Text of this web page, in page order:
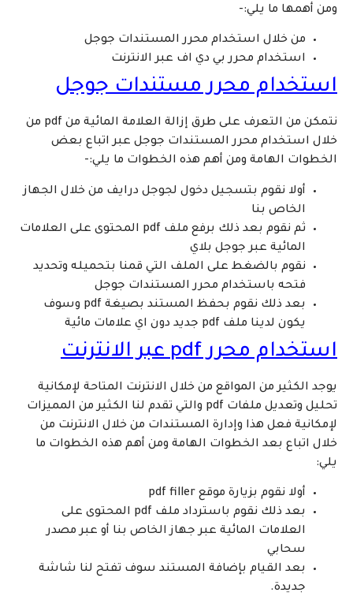
ومن أهمها ما يلي:-
من خلال استخدام محرر المستندات جوجل
استخدام محرر بي دي اف عبر الانترنت
استخدام محرر مستندات جوجل
نتمكن من التعرف على طرق إزالة العلامة المائية من pdf من
خلال استخدام محرر المستندات جوجل عبر اتباع بعض
الخطوات الهامة ومن أهم هذه الخطوات ما يلي:-
أولا نقوم بتسجيل دخول لجوجل درايف من خلال الجهاز
الخاص بنا
ثم نقوم بعد ذلك برفع ملف pdf المحتوى على العلامات
المائية عبر جوجل بلاي
نقوم بالضغط على الملف التي قمنا بتحميله وتحديد
فتحه باستخدام محرر المستندات جوجل
بعد ذلك نقوم بحفظ المستند بصيغة pdf وسوف
يكون لدينا ملف pdf جديد دون اي علامات مائية
استخدام محررpdfعبر الانترنت
يوجد الكثير من المواقع من خلال الانترنت المتاحة لإمكانية
تحليل وتعديل ملفات pdf والتي تقدم لنا الكثير من المميزات
لإمكانية فعل هذا وإدارة المستندات من خلال الانترنت من
خلال اتباع بعد الخطوات الهامة ومن أهم هذه الخطوات ما
يلي:
أولا نقوم بزيارة موقع pdf filler
بعد ذلك نقوم باسترداد ملف pdf المحتوى على
العلامات المائية عبر جهاز الخاص بنا أو عبر مصدر
سحابي
بعد القيام بإضافة المستند سوف تفتح لنا شاشة
جديدة.